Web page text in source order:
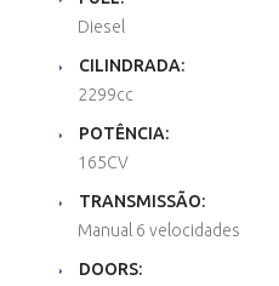
Diesel
CILINDRADA:
2299cc
POTÊNCIA:
165CV
TRANSMISSÃO:
Manual 6 velocidades
DOORS: